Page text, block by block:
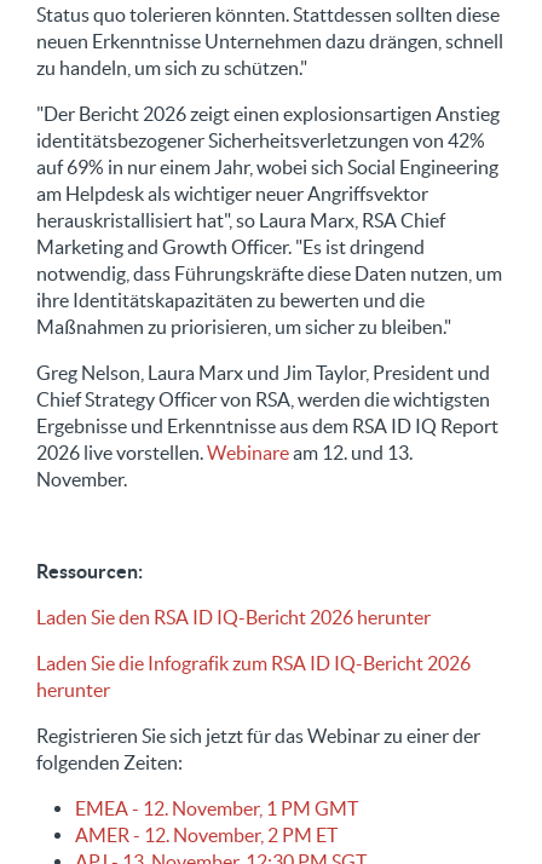
Status quo tolerieren könnten. Stattdessen sollten diese
neuen Erkenntnisse Unternehmen dazu drängen, schnell
zu handeln, um sich zu schützen."
"Der Bericht 2026 zeigt einen explosionsartigen Anstieg
identitätsbezogener Sicherheitsverletzungen von 42%
auf 69% in nur einem Jahr, wobei sich Social Engineering
am Helpdesk als wichtiger neuer Angriffsvektor
herauskristallisiert hat", so Laura Marx, RSA Chief
Marketing and Growth Officer. "Es ist dringend
notwendig, dass Führungskräfte diese Daten nutzen, um
ihre Identitätskapazitäten zu bewerten und die
Maßnahmen zu priorisieren, um sicher zu bleiben."
Greg Nelson, Laura Marx und Jim Taylor, President und
Chief Strategy Officer von RSA, werden die wichtigsten
Ergebnisse und Erkenntnisse aus dem RSA ID IQ Report
2026 live vorstellen.Webinaream 12. und 13.
November.
Ressourcen:
Laden Sie den RSA ID IQ-Bericht 2026 herunter
Laden Sie die Infografik zum RSA ID IQ-Bericht 2026
herunter
Registrieren Sie sich jetzt für das Webinar zu einer der
folgenden Zeiten:
EMEA - 12. November, 1 PM GMT
AMER - 12. November, 2 PM ET